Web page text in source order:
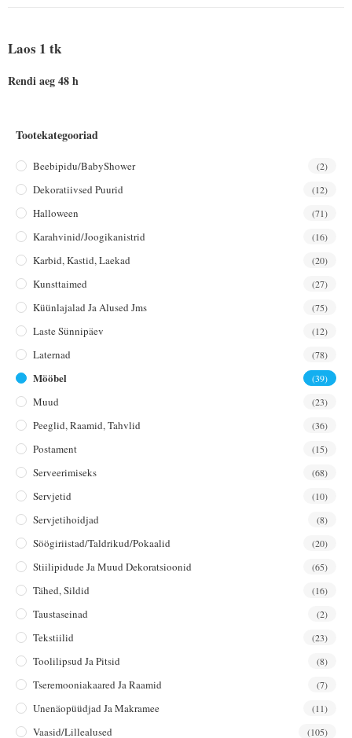
Laos 1 tk
Rendi aeg 48 h
Tootekategooriad
Beebipidu/BabyShower (2)
Dekoratiivsed Puurid (12)
Halloween (71)
Karahvinid/joogikanistrid (16)
Karbid, Kastid, Laekad (20)
Kunsttaimed (27)
Küünlajalad Ja Alused Jms (75)
Laste Sünnipäev (12)
Laternad (78)
Mööbel (39)
Muud (23)
Peeglid, Raamid, Tahvlid (36)
Postament (15)
Serveerimiseks (68)
Servjetid (10)
Servjetihoidjad (8)
Söögiriistad/taldrikud/pokaalid (20)
Stiilipidude Ja Muud Dekoratsioonid (65)
Tähed, Sildid (16)
Taustaseinad (2)
Tekstiilid (23)
Toolilipsud Ja Pitsid (8)
Tseremooniakaared Ja Raamid (7)
Unenäopüüdjad Ja Makramee (11)
Vaasid/lillealused (105)